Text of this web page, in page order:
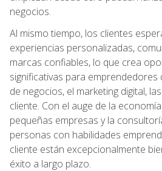
negocios.
Al mismo tiempo, los clientes
experiencias personalizadas,
marcas confiables, lo que crea
significativas para emprendedores
de negocios, el marketing digital,
cliente. Con el auge de la
pequeñas empresas y la
personas con habilidades
cliente están excepcionalmente
éxito a largo plazo.